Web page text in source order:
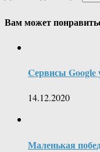
Вам может
Cервисы Google
14.12.2020
Маленькая